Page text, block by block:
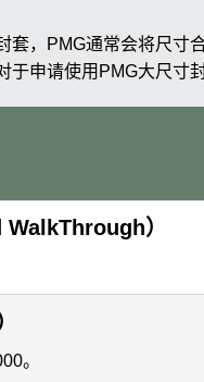
，PMG通常会将尺寸
于申请使用PMG大尺寸
）
。